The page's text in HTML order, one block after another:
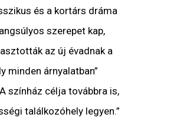
és a kortárs dráma
szerepet kap,
az új évadnak a
minden árnyalatban”
színház célja továbbra is,
találkozóhely legyen.”